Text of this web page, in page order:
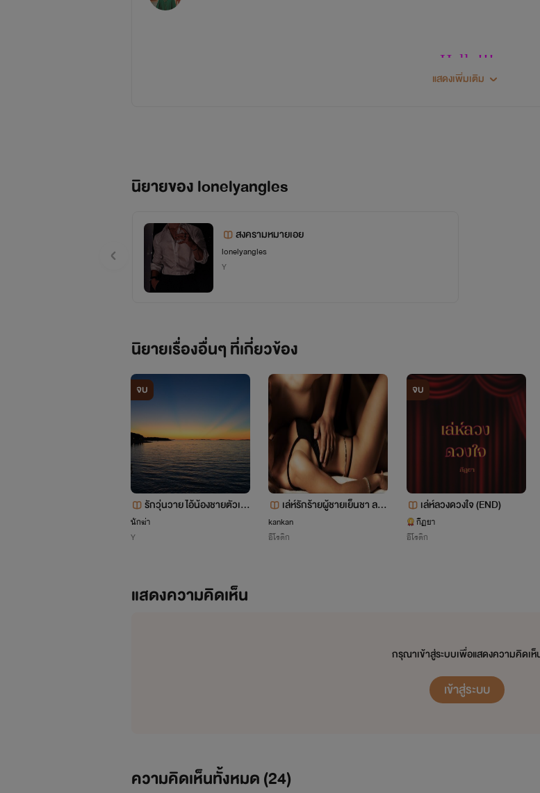
ไฟท์ รธินนท์
Hello!!!
ไม่สนุกหรือแต่งได้ไม่ดีพอ ต้องขอ
>>>>>>https://twitter.com/
^
^
แสดงเพิ่มเติม
นิยายของ lonelyangles
สงครามหมายเอย
lonelyangles
Y
นิยายเรื่องอื่นๆ ที่เกี่ยวข้อง
จบ
รักวุ่นวาย ไอ้น้องชายตัวเล็
ก
นักฆ่า
Y
เล่ห์รักร้ายผู้ชายเย็นชา ลงฟ
รีจ้าาาาา
kankan
อีโรติก
จบ
เล่ห์ลวงดวงใจ (END)
กีฏยา
อีโรติก
แสดงความคิดเห็น
กรุณาเข้าสู่ระบบเพื่อแสดงความคิดเห็
เข้าสู่ระบบ
ความคิดเห็นทั้งหมด (24)